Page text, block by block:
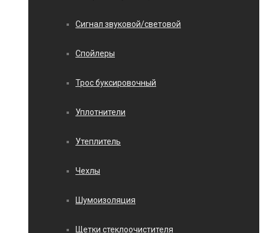
Сигнал звуковой/световой
Спойлеры
Трос буксировочный
Уплотнители
Утеплитель
Чехлы
Шумоизоляция
Щетки стеклоочистителя